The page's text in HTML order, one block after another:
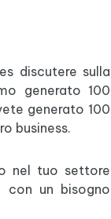
discutere sulla
generato 100
generato 100
business.
nel tuo settore
con un bisogno